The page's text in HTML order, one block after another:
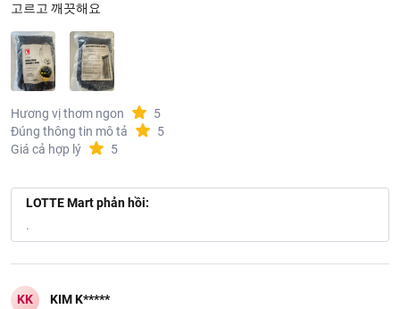
고르고 깨끗해요
Hương vị thơm ngon
5
Đúng thông tin mô tả
5
Giá cả hợp lý
5
LOTTE Mart phản hồi:
.
KK KIM K*****